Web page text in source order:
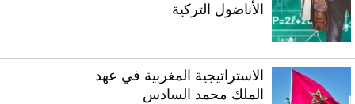
الأناضول التركية
الاستراتيجية المغربية في عهد
الملك محمد السادس